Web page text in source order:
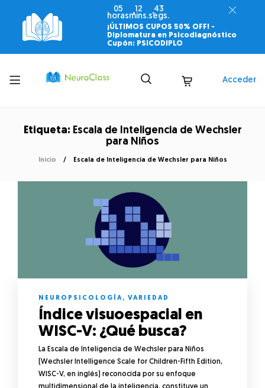
05
horas
12
mins.
43
segs.
¡ÚLTIMOS CUPOS 50% OFF! -
Diplomatura en Psicodiagnóstico
Cupón: PSICODIPLO
Toggle
menu
Acceder
Etiqueta: Escala de Inteligencia de Wechsler
para Niños
Inicio Escala de Inteligencia de Wechsler para Niños
NEUROPSICOLOGÍA, VARIEDAD
Índice visuoespacial en
WISC-V: ¿Qué busca?
La Escala de Inteligencia de Wechsler para Niños
(Wechsler Intelligence Scale for Children-Fifth Edition,
WISC-V, en inglés) reconocida por su enfoque